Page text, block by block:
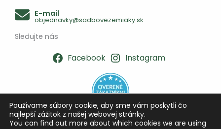
E-mail
objednavky@sadbovezemiaky.sk
Sledujte nás
Facebook Instagram
Používame súbory cookie, aby sme vám poskytli čo
najlepší zážitok z našej webovej stránky.
You can find out more about which cookies we are using